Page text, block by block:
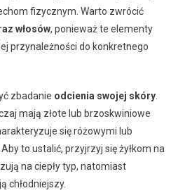
fizycznym. Warto zwrócić
włosów, ponieważ te elementy
przynależności do konkretnego
zbadanie odcienia swojej skóry.
mają złote lub brzoskwiniowe
się różowymi lub
to ustalić, przyjrzyj się żyłkom na
na ciepły typ, natomiast
chłodniejszy.